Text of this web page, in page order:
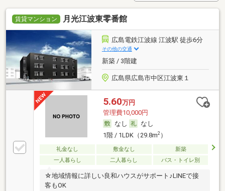
賃貸マンション 月光江波東零番館
広島電鉄江波線 江波駅 徒歩6分
その他の交通
新築 / 3階建
広島県広島市中区江波東１
5.60万円
管理費10,000円
なし
なし
1階 / 1LDK（29.8m2）
礼金なし 敷金なし
新築
一人暮らし
二人暮らし バス・トイレ別
☆地域情報に詳しい良和ハウスがサポート♪LINEで接
客もOK